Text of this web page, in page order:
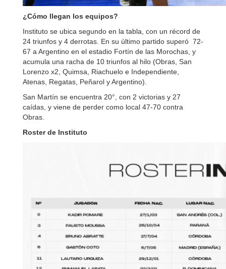
¿Cómo llegan los equipos?
Instituto se ubica segundo en la tabla, con un récord de
24 triunfos y 4 derrotas. En su último partido superó 72-
67 a Argentino en el estadio Fortín de las Morochas, y
acumula una racha de 10 triunfos al hilo (Obras, San
Lorenzo x2, Quimsa, Riachuelo e Independiente,
Atenas, Regatas, Peñarol y Argentino).
San Martín se encuentra 20°, con 2 victorias y 27
caídas, y viene de perder como local 47-70 contra
Obras.
Roster de Instituto